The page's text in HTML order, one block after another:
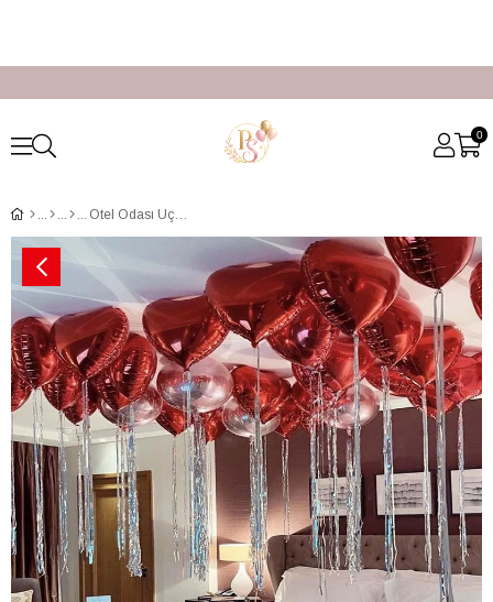
0
Otel Odası Uçan Kırmızı Kalp Balon Süsleme İstanbul